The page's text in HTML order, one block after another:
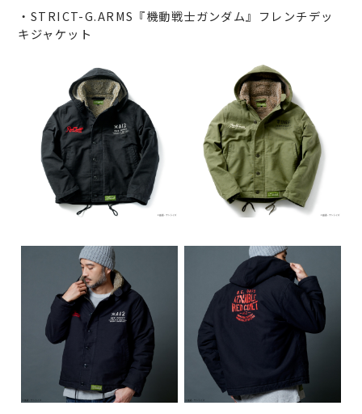
・STRICT-G.ARMS『機動戦士ガンダム』フレンチデッ
キジャケット